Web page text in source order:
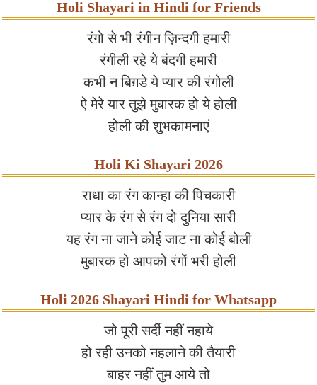
Holi Shayari in Hindi for Friends
रंगो से भी रंगीन ज़िन्दगी हमारी
रंगीली रहे ये बंदगी हमारी
कभी न बिग़डे ये प्यार की रंगोली
ऐ मेरे यार तुझे मुबारक हो ये होली
होली की शुभकामनाएं
Holi Ki Shayari 2026
राधा का रंग कान्हा की पिचकारी
प्यार के रंग से रंग दो दुनिया सारी
यह रंग ना जाने कोई जाट ना कोई बोली
मुबारक हो आपको रंगों भरी होली
Holi 2026 Shayari Hindi for Whatsapp
जो पूरी सर्दी नहीं नहाये
हो रही उनको नहलाने की तैयारी
बाहर नहीं तुम आये तो